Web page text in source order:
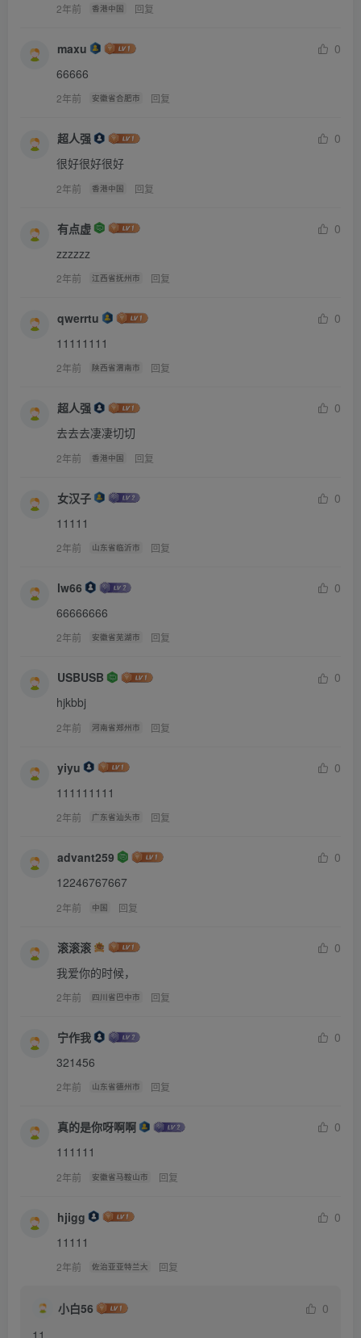
2年前 香港中国 回复
maxu
0
66666
2年前 安徽省合肥市 回复
超人强
0
很好很好很好
2年前 香港中国 回复
有点虚
0
zzzzzz
2年前 江西省抚州市 回复
qwerrtu
0
11111111
2年前 陕西省渭南市 回复
超人强
0
去去去凄凄切切
2年前 香港中国 回复
女汉子
0
11111
2年前 山东省临沂市 回复
lw66
0
66666666
2年前 安徽省芜湖市 回复
USBUSB
0
hjkbbj
2年前 河南省郑州市 回复
yiyu
0
111111111
2年前 广东省汕头市 回复
advant259
0
12246767667
2年前 中国 回复
滚滚滚
0
我爱你的时候，
2年前 四川省巴中市 回复
宁作我
0
321456
2年前 山东省德州市 回复
真的是你呀啊啊
0
111111
2年前 安徽省马鞍山市 回复
hjigg
0
11111
2年前 佐治亚亚特兰大 回复
小白56
0
11